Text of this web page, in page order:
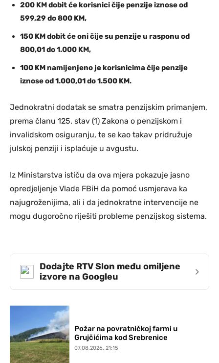
200 KM dobit će korisnici čije penzije iznose od
599,29 do 800 KM,
150 KM dobit će oni čije su penzije u rasponu od
800,01 do 1.000 KM,
100 KM namijenjeno je korisnicima čije penzije
iznose od 1.000,01 do 1.500 KM.
Jednokratni dodatak se smatra penzijskim primanjem,
prema članu 125. stav (1) Zakona o penzijskom i
invalidskom osiguranju, te se kao takav pridružuje
julskoj penziji i isplaćuje u avgustu.
Iz Ministarstva ističu da ova mjera pokazuje jasno
opredjeljenje Vlade FBiH da pomoć usmjerava ka
najugroženijima, ali i da jednokratne intervencije ne
mogu dugoročno riješiti probleme penzijskog sistema.
Dodajte RTV Slon među omiljene
izvore na Googleu
›
Požar na povratničkoj farmi u
Grujčićima kod Srebrenice
07.08.2026. 21:15